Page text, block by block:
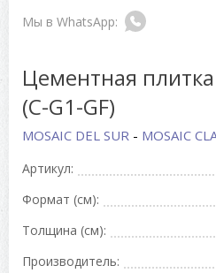
Цементная
(C-G1-GF)
MOSAIC DEL SUR - MOSAIC
Артикул:
Формат (см):
Толщина (см):
Производитель: